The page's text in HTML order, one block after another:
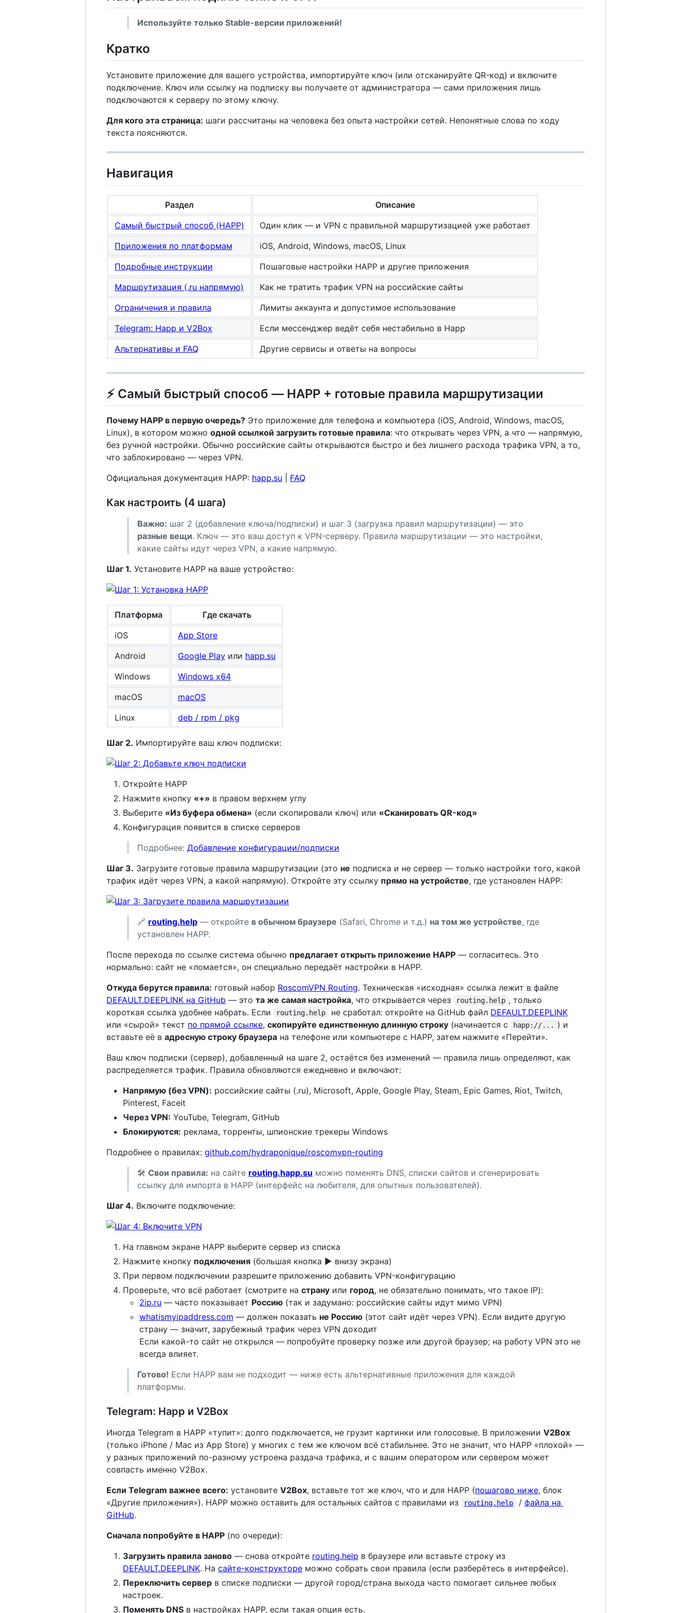
Используйте только Stable-версии приложений!
Кратко
Установите приложение для вашего устройства, импортируйте ключ (или отсканируйте QR-код) и включите
подключение. Ключ или ссылку на подписку вы получаете от администратора — сами приложения лишь
подключаются к серверу по этому ключу.
Для кого эта страница: шаги рассчитаны на человека без опыта настройки сетей. Непонятные слова по ходу
текста поясняются.
Навигация
Раздел
Описание
Самый быстрый способ (HAPP)
Один клик — и VPN с правильной маршрутизацией уже работает
Приложения по платформам
iOS, Android, Windows, macOS, Linux
Подробные инструкции
Пошаговые настройки HAPP и другие приложения
Маршрутизация (.ru напрямую)
Как не тратить трафик VPN на российские сайты
Ограничения и правила
Лимиты аккаунта и допустимое использование
Telegram: Happ и V2Box
Если мессенджер ведёт себя нестабильно в Happ
Альтернативы и FAQ
Другие сервисы и ответы на вопросы
⚡ Самый быстрый способ — HAPP + готовые правила маршрутизации
Почему HAPP в первую очередь? Это приложение для телефона и компьютера (iOS, Android, Windows, macOS,
Linux), в котором можно одной ссылкой загрузить готовые правила: что открывать через VPN, а что — напрямую,
без ручной настройки. Обычно российские сайты открываются быстро и без лишнего расхода трафика VPN, а то,
что заблокировано — через VPN.
Официальная документация HAPP: happ.su FAQ
Как настроить (4 шага)
Важно: шаг 2 (добавление ключа/подписки) и шаг 3 (загрузка правил маршрутизации) — это
разные вещи. Ключ — это ваш доступ к VPN-серверу. Правила маршрутизации — это настройки,
какие сайты идут через VPN, а какие напрямую.
Шаг 1. Установите HAPP на ваше устройство:
Платформа
Где скачать
iOS
App Store
Android
Google Play или happ.su
Windows
Windows x64
macOS
macOS
Linux
deb / rpm / pkg
Шаг 2. Импортируйте ваш ключ подписки:
Откройте HAPP
Нажмите кнопку «+» в правом верхнем углу
Выберите «Из буфера обмена» (если скопировали ключ) или «Сканировать QR-код»
Конфигурация появится в списке серверов
Подробнее: Добавление конфигурации/подписки
Шаг 3. Загрузите готовые правила маршрутизации (это не подписка и не сервер — только настройки того, какой
трафик идёт через VPN, а какой напрямую). Откройте эту ссылку прямо на устройстве, где установлен HAPP:
🔗 routing.help — откройте в обычном браузере (Safari, Chrome и т.д.) на том же устройстве, где
установлен HAPP.
После перехода по ссылке система обычно предлагает открыть приложение HAPP — согласитесь. Это
нормально: сайт не «ломается», он специально передаёт настройки в HAPP.
Откуда берутся правила: готовый набор RoscomVPN Routing. Техническая «исходная» ссылка лежит в файле
DEFAULT.DEEPLINK на GitHub — это та же самая настройка, что открывается через routing.help , только
короткая ссылка удобнее набрать. Если
routing.help не сработал: откройте на GitHub файл DEFAULT.DEEPLINK
или «сырой» текст по прямой ссылке, скопируйте единственную длинную строку (начинается с happ://...
) и
вставьте её в адресную строку браузера на телефоне или компьютере с HAPP, затем нажмите «Перейти».
Ваш ключ подписки (сервер), добавленный на шаге 2, остаётся без изменений — правила лишь определяют, как
распределяется трафик. Правила обновляются ежедневно и включают:
Напрямую (без VPN): российские сайты (.ru), Microsoft, Apple, Google Play, Steam, Epic Games, Riot, Twitch,
Pinterest, Faceit
Через VPN: YouTube, Telegram, GitHub
Блокируются: реклама, торренты, шпионские трекеры Windows
Подробнее о правилах: github.com/hydraponique/roscomvpn-routing
🛠 Свои правила: на сайте routing.happ.su можно поменять DNS, списки сайтов и сгенерировать
ссылку для импорта в HAPP (интерфейс на любителя, для опытных пользователей).
Шаг 4. Включите подключение:
На главном экране HAPP выберите сервер из списка
Нажмите кнопку подключения (большая кнопка ▶ внизу экрана)
При первом подключении разрешите приложению добавить VPN-конфигурацию
Проверьте, что всё работает (смотрите на страну или город, не обязательно понимать, что такое IP):
2ip.ru — часто показывает Россию (так и задумано: российские сайты идут мимо VPN)
whatismyipaddress.com — должен показать не Россию (этот сайт идёт через VPN). Если видите другую
страну — значит, зарубежный трафик через VPN доходит
Если какой-то сайт не открылся — попробуйте проверку позже или другой браузер; на работу VPN это не
всегда влияет.
Готово! Если HAPP вам не подходит — ниже есть альтернативные приложения для каждой
платформы.
Telegram: Happ и V2Box
Иногда Telegram в HAPP «тупит»: долго подключается, не грузит картинки или голосовые. В приложении V2Box
(только iPhone / Mac из App Store) у многих с тем же ключом всё стабильнее. Это не значит, что HAPP «плохой» —
у разных приложений по-разному устроена раздача трафика, и с вашим оператором или сервером может
совпасть именно V2Box.
Если Telegram важнее всего: установите V2Box, вставьте тот же ключ, что и для HAPP (пошагово ниже, блок
«Другие приложения»). HAPP можно оставить для остальных сайтов с правилами из
routing.help / файла на
GitHub.
Сначала попробуйте в HAPP (по очереди):
Загрузить правила заново — снова откройте routing.help в браузере или вставьте строку из
DEFAULT.DEEPLINK. На сайте-конструкторе можно собрать свои правила (если разберётесь в интерфейсе).
Переключить сервер в списке подписки — другой город/страна выхода часто помогает сильнее любых
настроек.
Поменять DNS в настройках HAPP, если такая опция есть.